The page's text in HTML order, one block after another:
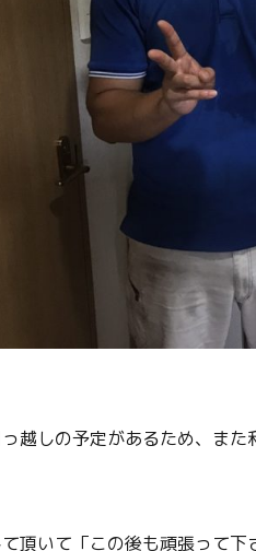
越しの予定があるため、ま
頂いて「この後も頑張って